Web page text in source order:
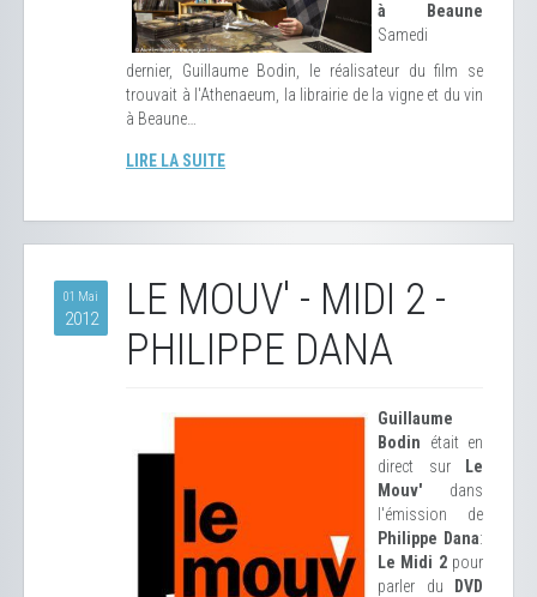
à Beaune
Samedi
dernier, Guillaume Bodin, le réalisateur du film se
trouvait à l'Athenaeum, la librairie de la vigne et du vin
à Beaune…
LIRE LA SUITE
01 Mai
2012
LE MOUV' - MIDI 2 -
PHILIPPE DANA
Guillaume
Bodin était en
direct sur
Le
Mouv' dans
l'émission de
Philippe Dana:
Le Midi 2pour
parler du
DVD